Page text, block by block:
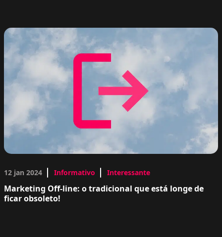
12 jan 2024 Informativo Interessante
Marketing Off-line: o tradicional que está longe de
ficar obsoleto!